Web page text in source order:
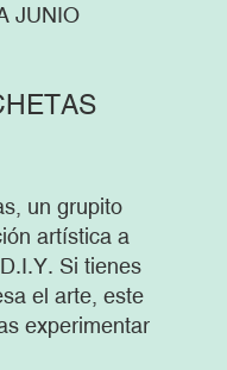
JUNIO
un grupito
artística a
Si tienes
el arte, este
experimentar